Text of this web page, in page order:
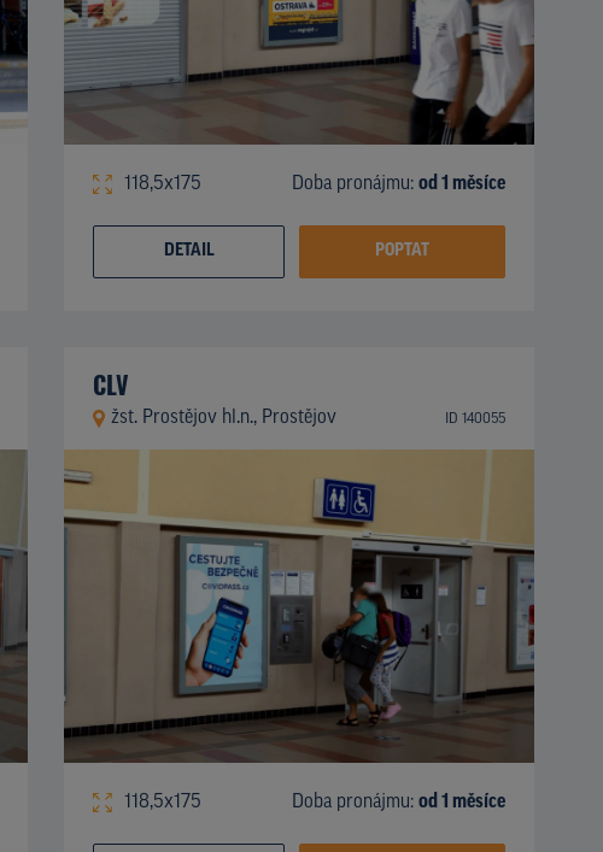
118,5x175 Doba pronájmu: od 1 měsíce
DETAIL POPTAT
CLV
žst. Prostějov hl.n., Prostějov ID 140055
118,5x175 Doba pronájmu: od 1 měsíce